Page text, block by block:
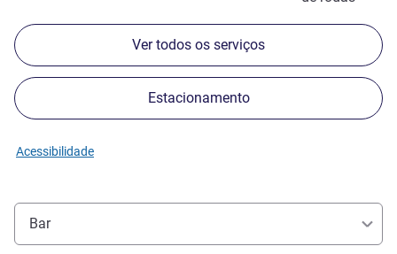
Ver todos os serviços
Estacionamento
Acessibilidade
Bar